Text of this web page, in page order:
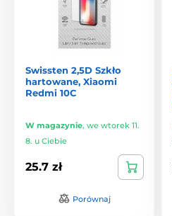
Swissten 2,5D Szkło
hartowane, Xiaomi
Redmi 10C
W magazynie, we wtorek 11.
8. u Ciebie
25.7 zł
Porównaj